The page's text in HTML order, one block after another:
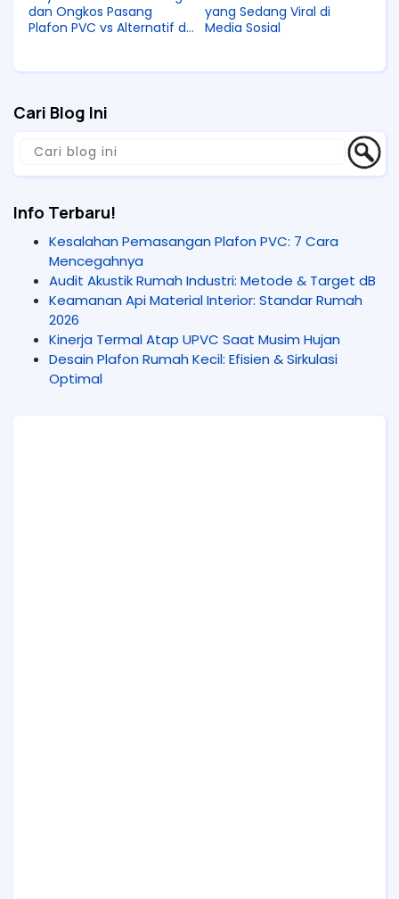
dan Ongkos Pasang
Plafon PVC vs Alternatif di
yang Sedang Viral di
Media Sosial
Cari Blog Ini
Info Terbaru!
Kesalahan Pemasangan Plafon PVC: 7 Cara
Mencegahnya
Audit Akustik Rumah Industri: Metode & Target dB
Keamanan Api Material Interior: Standar Rumah
2026
Kinerja Termal Atap UPVC Saat Musim Hujan
Desain Plafon Rumah Kecil: Efisien & Sirkulasi
Optimal